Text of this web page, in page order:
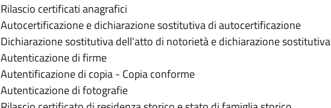
Rilascio certificati anagrafici
Autocertificazione e dichiarazione sostitutiva di autocertificazione
Dichiarazione sostitutiva dell'atto di notorietà e dichiarazione sostitutiva
Autenticazione di firme
Autentificazione di copia - Copia conforme
Autenticazione di fotografie